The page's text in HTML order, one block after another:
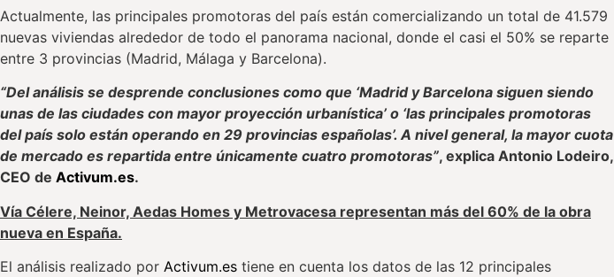
Actualmente, las principales promotoras del país están comercializando un total de 41.579
nuevas viviendas alrededor de todo el panorama nacional, donde el casi el 50% se reparte
entre 3 provincias (Madrid, Málaga y Barcelona).
“Del análisis se desprende conclusiones como que ‘Madrid y Barcelona siguen siendo
unas de las ciudades con mayor proyección urbanística’ o ‘las principales promotoras
del país solo están operando en 29 provincias españolas’. A nivel general, la mayor cuota
de mercado es repartida entre únicamente cuatro promotoras”, explica Antonio Lodeiro,
CEO de Activum.es.
Vía Célere, Neinor, Aedas Homes y Metrovacesa representan más del 60% de la obra
nueva en España.
El análisis realizado por Activum.es tiene en cuenta los datos de las 12 principales